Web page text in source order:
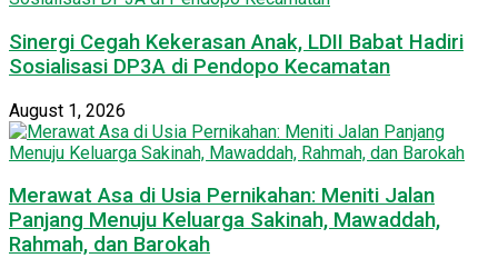
Sinergi Cegah Kekerasan Anak, LDII Babat Hadiri
Sosialisasi DP3A di Pendopo Kecamatan
August 1, 2026
Merawat Asa di Usia Pernikahan: Meniti Jalan
Panjang Menuju Keluarga Sakinah, Mawaddah,
Rahmah, dan Barokah